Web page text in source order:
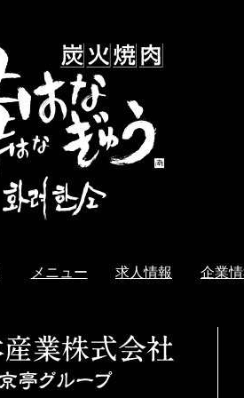
メニュー 求人情報 企業